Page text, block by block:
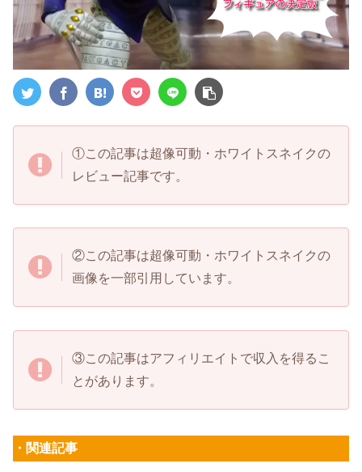
①この記事は超像可動・ホワイトスネイクの
レビュー記事です。
②この記事は超像可動・ホワイトスネイクの
画像を一部引用しています。
③この記事はアフィリエイトで収入を得るこ
とがあります。
・関連記事